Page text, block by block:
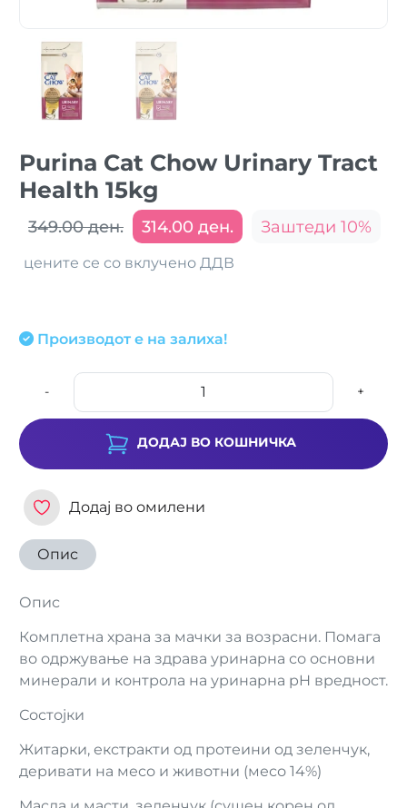
Purina Cat Chow Urinary Tract
Health 15kg
349.00 ден. 314.00 ден. Заштеди 10%
цените се со вклучено ДДВ
Производот е на залиха!
- +
ДОДАЈ ВО КОШНИЧКА
Додај во омилени
Опис
Опис
Комплетна храна за мачки за возрасни. Помага
во одржување на здрава уринарна со основни
минерали и контрола на уринарна pH вредност.
Состојки
Житарки, екстракти од протеини од зеленчук,
деривати на месо и животни (месо 14%)